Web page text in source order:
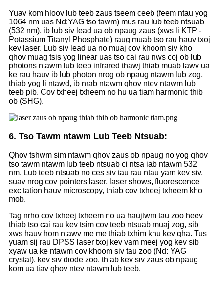
Yuav kom hloov lub teeb zaus tseem ceeb (feem ntau yog
1064 nm uas Nd:YAG tso tawm) mus rau lub teeb ntsuab
(532 nm), ib lub siv lead ua ob npaug zaus (xws li KTP -
Potassium Titanyl Phosphate) raug muab tso rau hauv txoj
kev laser. Lub siv lead ua no muaj cov khoom siv kho
qhov muag tsis yog linear uas tso cai rau nws coj ob lub
photons ntawm lub teeb infrared thawj thiab muab lawv ua
ke rau hauv ib lub photon nrog ob npaug ntawm lub zog,
thiab yog li ntawd, ib nrab ntawm qhov ntev ntawm lub
teeb pib. Cov txheej txheem no hu ua tiam harmonic thib
ob (SHG).
6. Tso Tawm ntawm Lub Teeb Ntsuab:
Qhov tshwm sim ntawm qhov zaus ob npaug no yog qhov
tso tawm ntawm lub teeb ntsuab ci ntsa iab ntawm 532
nm. Lub teeb ntsuab no ces siv tau rau ntau yam kev siv,
suav nrog cov pointers laser, laser shows, fluorescence
excitation hauv microscopy, thiab cov txheej txheem kho
mob.
Tag nrho cov txheej txheem no ua haujlwm tau zoo heev
thiab tso cai rau kev tsim cov teeb ntsuab muaj zog, sib
xws hauv hom ntawv me me thiab txhim khu kev qha. Tus
yuam sij rau DPSS laser txoj kev vam meej yog kev sib
xyaw ua ke ntawm cov khoom siv tau zoo (Nd: YAG
crystal), kev siv diode zoo, thiab kev siv zaus ob npaug
kom ua tiav qhov ntev ntawm lub teeb.